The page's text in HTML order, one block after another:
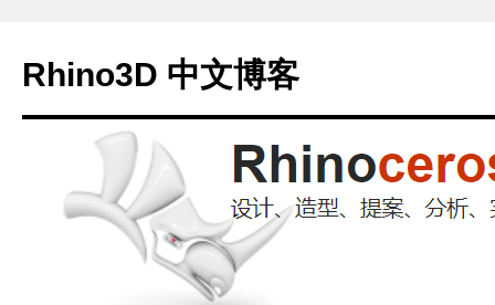
Rhino3D 中文博客